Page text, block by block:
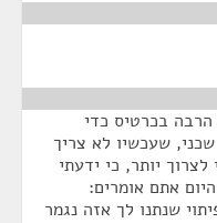
בכרטיס כדי
שכני, שעכשיו לא צריך
יותר, כי ידעתי
אתם אומרים:
שנתנו לך אזה נגמר